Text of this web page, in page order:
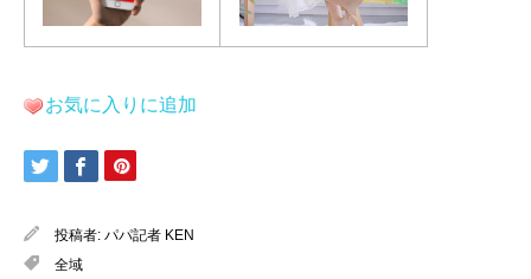
お気に入りに追加
投稿者: パパ記者 KEN
全域